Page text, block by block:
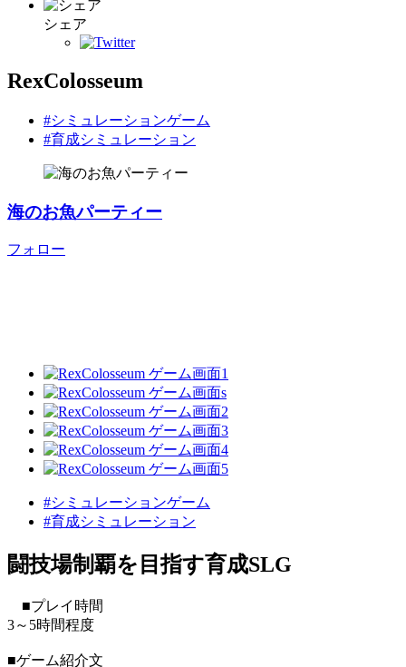
シェア
RexColosseum
#シミュレーションゲーム
#育成シミュレーション
海のお魚パーティー
フォロー
#シミュレーションゲーム
#育成シミュレーション
闘技場制覇を目指す育成SLG
■プレイ時間
3～5時間程度
■ゲーム紹介文